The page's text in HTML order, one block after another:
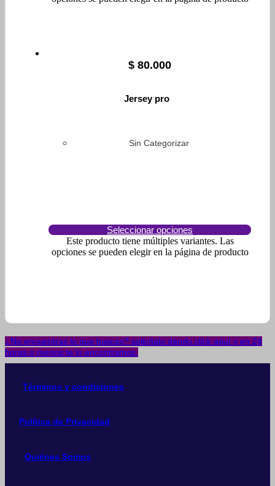
$ 80.000
Jersey pro
Sin Categorizar
Seleccionar opciones
Este producto tiene múltiples variantes. Las
opciones se pueden elegir en la página de producto
¿No encuentras lo que buscas? solicítalo dando click aquí y en 24
horas o menos te lo encontramos.
Términos y condiciones
Política de Privacidad
Quiénes Somos